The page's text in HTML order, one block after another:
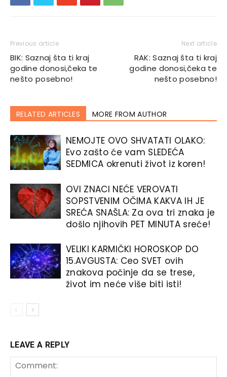
Previous article
BIK: Saznaj šta ti kraj
godine donosi,čeka te
nešto posebno!
Next article
RAK: Saznaj šta ti kraj
godine donosi,čeka te
nešto posebno!
RELATED ARTICLES MORE FROM AUTHOR
NEMOJTE OVO SHVATATI OLAKO:
Evo zašto će vam SLEDEĆA
SEDMICA okrenuti život iz koren!
OVI ZNACI NEĆE VEROVATI
SOPSTVENIM OČIMA KAKVA IH JE
SREĆA SNAŠLA: Za ova tri znaka je
došlo njihovih PET MINUTA sreće!
VELIKI KARMIČKI HOROSKOP DO
15.AVGUSTA: Ceo SVET ovih
znakova počinje da se trese,
život im neće više biti isti!
LEAVE A REPLY